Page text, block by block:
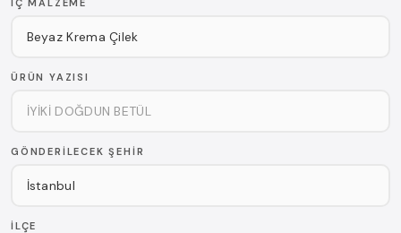
İÇ MALZEME
ÜRÜN YAZISI
GÖNDERILECEK ŞEHIR
İLÇE